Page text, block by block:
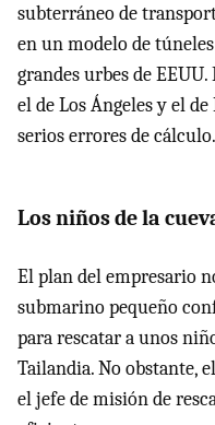
subterráneo de
en un modelo de
grandes urbes de
el de Los Ángeles y el
serios errores de cálculo.
Los niños de la
El plan del empresario
submarino pequeño
para rescatar a unos
Tailandia. No obstante,
el jefe de misión de